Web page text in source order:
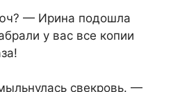
— Ирина подошла
у вас все копии
свекровь. —